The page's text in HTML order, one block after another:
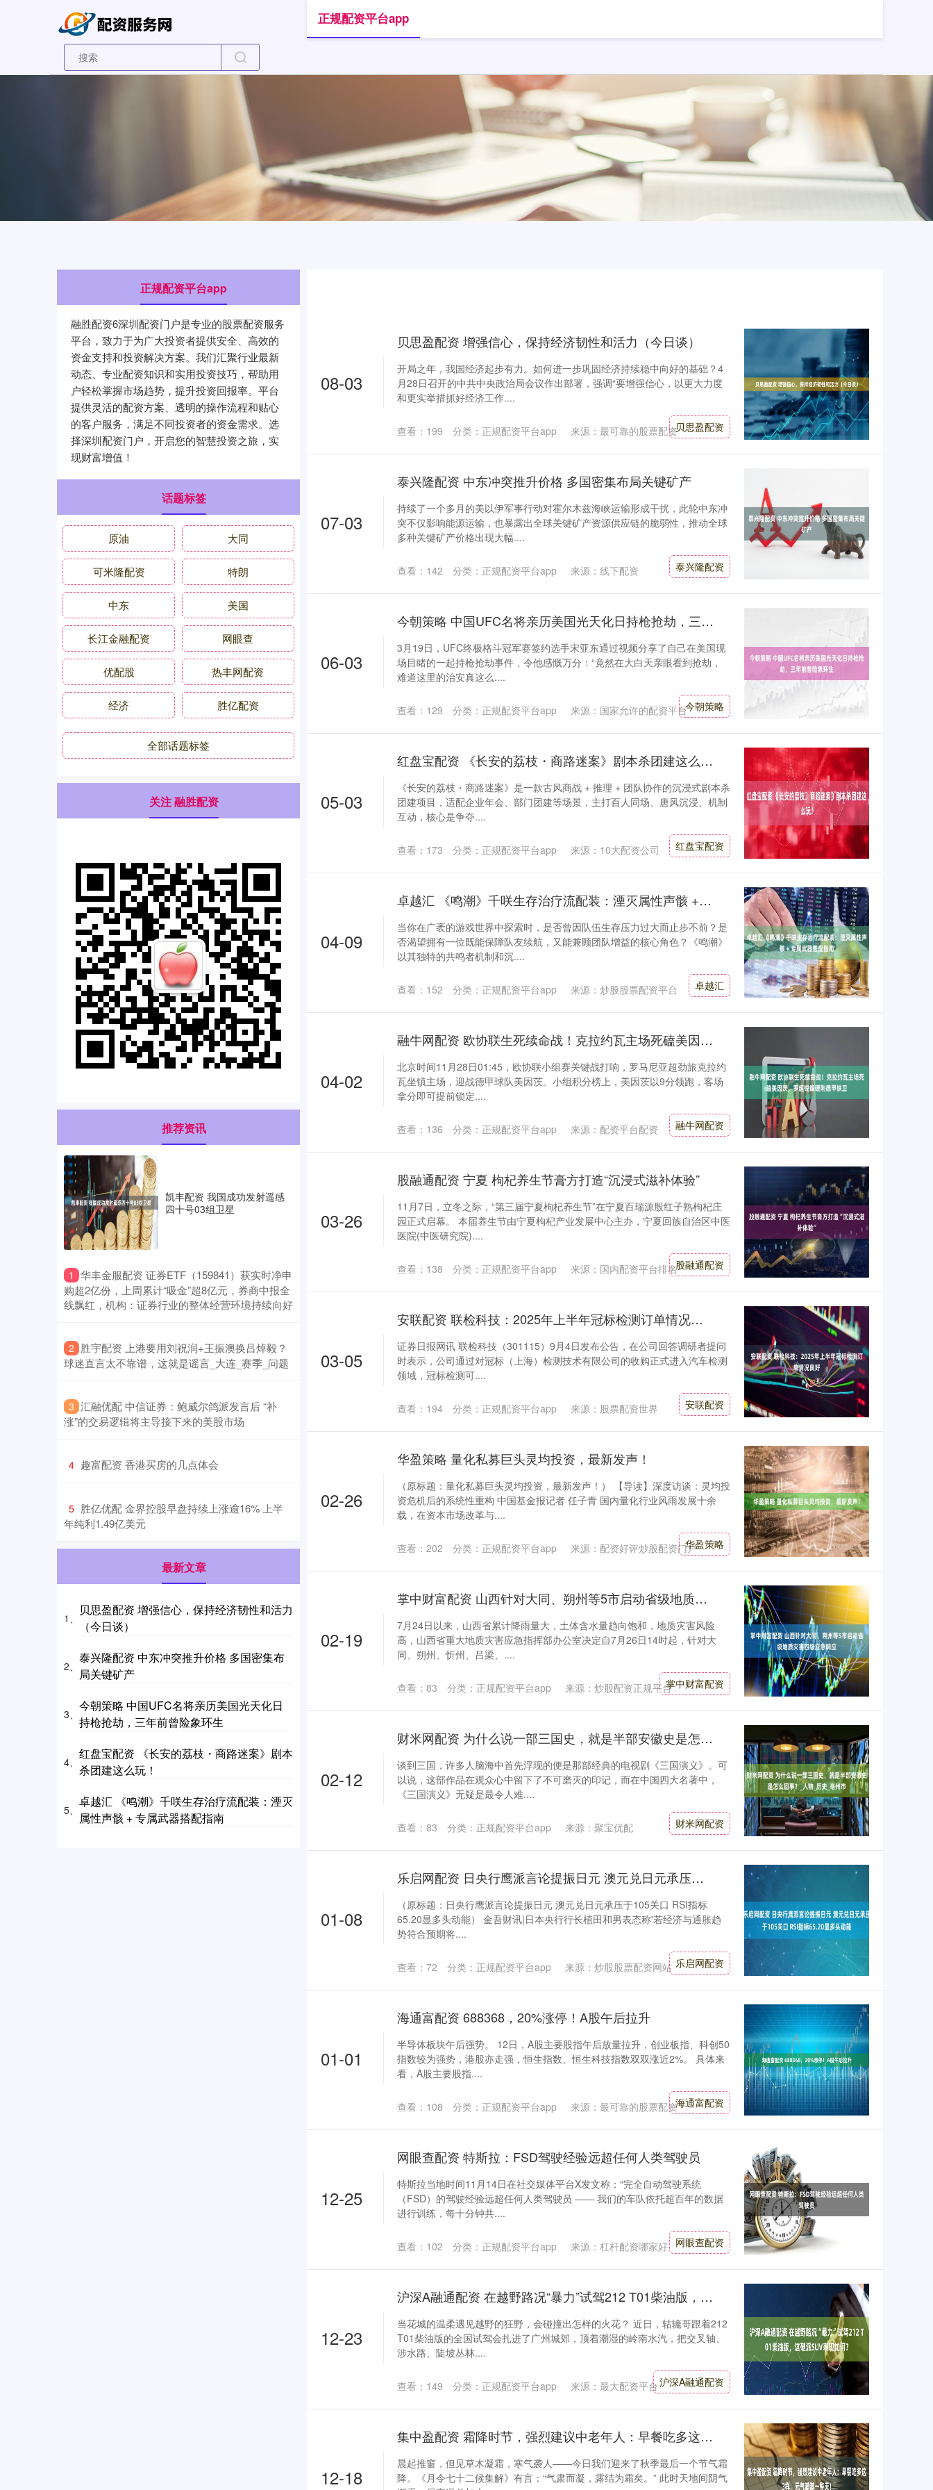
正规配资平台app
08-03
贝思盈配资 增强信心，保持经济韧性和活力（今日谈）
开局之年，我国经济起步有力。如何进一步巩固经济持续稳中向好的基础？4
月28日召开的中共中央政治局会议作出部署，强调“要增强信心，以更大力度
和更实举措抓好经济工作....
贝思盈配资
来源：最可靠的股票配资
查看： 199 分类： 正规配资平台app
07-03
泰兴隆配资 中东冲突推升价格 多国密集布局关键矿产
持续了一个多月的美以伊军事行动对霍尔木兹海峡运输形成干扰，此轮中东冲
突不仅影响能源运输，也暴露出全球关键矿产资源供应链的脆弱性，推动全球
多种关键矿产价格出现大幅....
泰兴隆配资
来源：线下配资
查看： 142 分类： 正规配资平台app
06-03
今朝策略 中国UFC名将亲历美国光天化日持枪抢劫，三年前曾险象环生
3月19日，UFC终极格斗冠军赛签约选手宋亚东通过视频分享了自己在美国现
场目睹的一起持枪抢劫事件，令他感慨万分：“竟然在大白天亲眼看到抢劫，
难道这里的治安真这么....
今朝策略
来源：国家允许的配资平台
查看： 129 分类： 正规配资平台app
05-03
红盘宝配资 《长安的荔枝・商路迷案》剧本杀团建这么玩！
《长安的荔枝・商路迷案》是一款古风商战 + 推理 + 团队协作的沉浸式剧本杀
团建项目，适配企业年会、部门团建等场景，主打百人同场、唐风沉浸、机制
互动，核心是争夺....
红盘宝配资
来源：10大配资公司
查看： 173 分类： 正规配资平台app
04-09
卓越汇 《鸣潮》千咲生存治疗流配装：湮灭属性声骸 + 专属武器搭配指南
当你在广袤的游戏世界中探索时，是否曾因队伍生存压力过大而止步不前？是
否渴望拥有一位既能保障队友续航，又能兼顾团队增益的核心角色？《鸣潮》
以其独特的共鸣者机制和沉....
卓越汇
来源：炒股股票配资平台
查看： 152 分类： 正规配资平台app
04-02
融牛网配资 欧协联生死续命战！克拉约瓦主场死磕美因茨，罗超锐锋硬刚德甲铁卫
北京时间11月28日01:45，欧协联小组赛关键战打响，罗马尼亚超劲旅克拉约
瓦坐镇主场，迎战德甲球队美因茨。小组积分榜上，美因茨以9分领跑，客场
拿分即可提前锁定....
融牛网配资
来源：配资平台配资
查看： 136 分类： 正规配资平台app
03-26
股融通配资 宁夏 枸杞养生节膏方打造“沉浸式滋补体验”
11月7日，立冬之际，“第三届宁夏枸杞养生节”在宁夏百瑞源殷红子熟枸杞庄
园正式启幕。 本届养生节由宁夏枸杞产业发展中心主办，宁夏回族自治区中医
医院(中医研究院)....
股融通配资
来源：国内配资平台排名
查看： 138 分类： 正规配资平台app
03-05
安联配资 联检科技：2025年上半年冠标检测订单情况良好
证券日报网讯 联检科技（301115）9月4日发布公告，在公司回答调研者提问
时表示，公司通过对冠标（上海）检测技术有限公司的收购正式进入汽车检测
领域，冠标检测可....
安联配资
来源：股票配资世界
查看： 194 分类： 正规配资平台app
02-26
华盈策略 量化私募巨头灵均投资，最新发声！
（原标题：量化私募巨头灵均投资，最新发声！） 【导读】深度访谈：灵均投
资危机后的系统性重构 中国基金报记者 任子青 国内量化行业风雨发展十余
载，在资本市场改革与....
华盈策略
来源：配资好评炒股配资门户
查看： 202 分类： 正规配资平台app
02-19
掌中财富配资 山西针对大同、朔州等5市启动省级地质灾害四级应急响应
7月24日以来，山西省累计降雨量大，土体含水量趋向饱和，地质灾害风险
高，山西省重大地质灾害应急指挥部办公室决定自7月26日14时起，针对大
同、朔州、忻州、吕梁、....
掌中财富配资
来源：炒股配资正规平台
查看： 83 分类： 正规配资平台app
02-12
财米网配资 为什么说一部三国史，就是半部安徽史是怎么回事？_人物_历史_亳州市
谈到三国，许多人脑海中首先浮现的便是那部经典的电视剧《三国演义》。可
以说，这部作品在观众心中留下了不可磨灭的印记，而在中国四大名著中，
《三国演义》无疑是最令人难....
财米网配资
来源：聚宝优配
查看： 83 分类： 正规配资平台app
01-08
乐启网配资 日央行鹰派言论提振日元 澳元兑日元承压于105关口 RSI指标65.20显多头动能
（原标题：日央行鹰派言论提振日元 澳元兑日元承压于105关口 RSI指标
65.20显多头动能） 金吾财讯|日本央行行长植田和男表态称'若经济与通胀趋
势符合预期将....
乐启网配资
来源：炒股股票配资网站
查看： 72 分类： 正规配资平台app
01-01
海通富配资 688368，20%涨停！A股午后拉升
半导体板块午后强势。 12日，A股主要股指午后放量拉升，创业板指、科创50
指数较为强势，港股亦走强，恒生指数、恒生科技指数双双涨近2%。 具体来
看，A股主要股指....
海通富配资
来源：最可靠的股票配资
查看： 108 分类： 正规配资平台app
12-25
网眼查配资 特斯拉：FSD驾驶经验远超任何人类驾驶员
特斯拉当地时间11月14日在社交媒体平台X发文称：“完全自动驾驶系统
（FSD）的驾驶经验远超任何人类驾驶员 —— 我们的车队依托超百年的数据
进行训练，每十分钟共....
网眼查配资
来源：杠杆配资哪家好
查看： 102 分类： 正规配资平台app
12-23
沪深A融通配资 在越野路况“暴力”试驾212 T01柴油版，这硬派SUV表现如何？
当花城的温柔遇见越野的狂野，会碰撞出怎样的火花？ 近日，轱辘哥跟着212
T01柴油版的全国试驾会扎进了广州城郊，顶着潮湿的岭南水汽，把交叉轴、
涉水路、陡坡丛林....
沪深A融通配资
来源：最大配资平台
查看： 149 分类： 正规配资平台app
12-18
集中盈配资 霜降时节，强烈建议中老年人：早餐吃多这3样，元气满满一整天！
晨起推窗，但见草木凝霜，寒气袭人——今日我们迎来了秋季最后一个节气霜
降。《月令七十二候集解》有言：“气肃而凝，露结为霜矣。” 此时天地间阴气
正规配资平台app
融胜配资6深圳配资门户是专业的股票配资服务
平台，致力于为广大投资者提供安全、高效的
资金支持和投资解决方案。我们汇聚行业最新
动态、专业配资知识和实用投资技巧，帮助用
户轻松掌握市场趋势，提升投资回报率。平台
提供灵活的配资方案、透明的操作流程和贴心
的客户服务，满足不同投资者的资金需求。选
择深圳配资门户，开启您的智慧投资之旅，实
现财富增值！
话题标签
原油 大同
可米隆配资 特朗
中东 美国
长江金融配资 网眼查
优配股 热丰网配资
经济 胜亿配资
全部话题标签
关注 融胜配资
推荐资讯
凯丰配资 我国成功发射遥感
四十号03组卫星
1 ​华丰金服配资 证券ETF（159841）获实时净申
购超2亿份，上周累计“吸金”超8亿元，券商中报全
线飘红，机构：证券行业的整体经营环境持续向好
2 ​胜宇配资 上港要用刘祝润+王振澳换吕焯毅？
球迷直言太不靠谱，这就是谣言_大连_赛季_问题
3 ​汇融优配 中信证券：鲍威尔鸽派发言后 “补
涨”的交易逻辑将主导接下来的美股市场
4 ​趣富配资 香港买房的几点体会
5 ​胜亿优配 金界控股早盘持续上涨逾16% 上半
年纯利1.49亿美元
最新文章
1、
贝思盈配资 增强信心，保持经济韧性和活力
（今日谈）
2、
泰兴隆配资 中东冲突推升价格 多国密集布
局关键矿产
3、
今朝策略 中国UFC名将亲历美国光天化日
持枪抢劫，三年前曾险象环生
4、
红盘宝配资 《长安的荔枝・商路迷案》剧本
杀团建这么玩！
5、
卓越汇 《鸣潮》千咲生存治疗流配装：湮灭
属性声骸 + 专属武器搭配指南